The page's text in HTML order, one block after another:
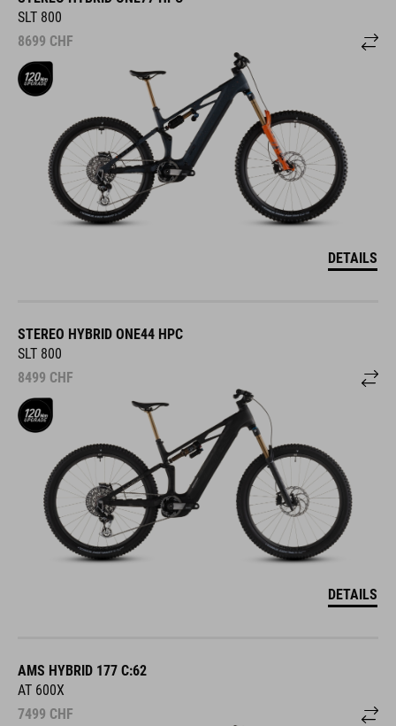
SLT 800
8699 CHF
DETAILS
STEREO HYBRID ONE44 HPC
SLT 800
8499 CHF
DETAILS
AMS HYBRID 177 C:62
AT 600X
7499 CHF